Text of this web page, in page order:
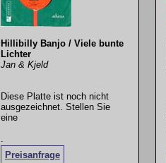
Hillibilly Banjo / Viele bunte
Lichter
Jan & Kjeld
Diese Platte ist noch nicht
ausgezeichnet. Stellen Sie
eine
Preisanfrage